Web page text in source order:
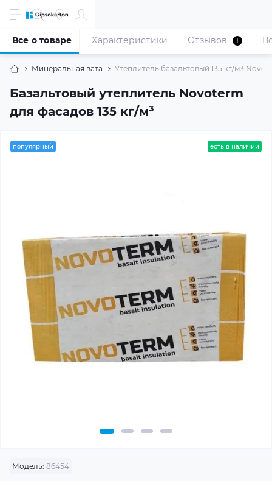
Минеральная вата Утеплитель базальтовый 135 кг/м3
Базальтовый утеплитель Novoterm
для фасадов 135 кг/м³
Все о товаре Характеристики Отзывов 1
популярный есть в наличии
Модель: 86454